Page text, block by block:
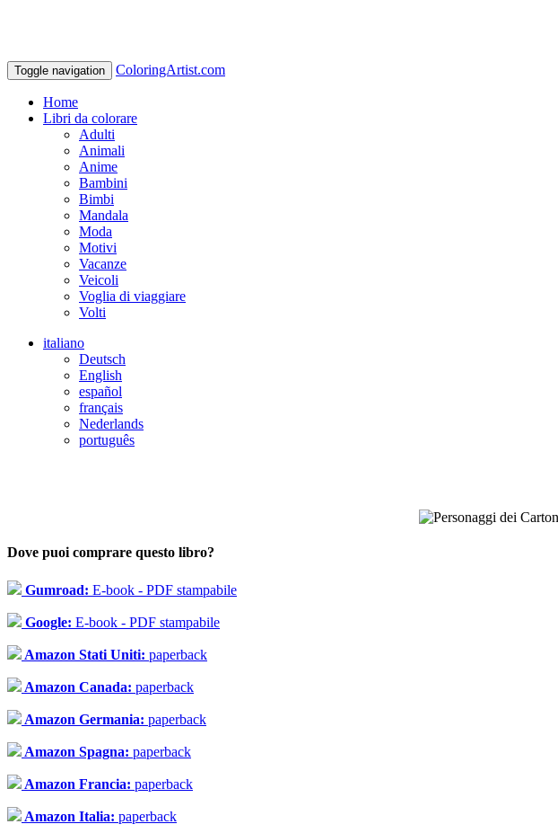
Toggle navigation ColoringArtist.com
Home
Libri da colorare
Adulti
Animali
Anime
Bambini
Bimbi
Mandala
Moda
Motivi
Vacanze
Veicoli
Voglia di viaggiare
Volti
italiano
Deutsch
English
español
français
Nederlands
português
Dove puoi comprare questo libro?
Gumroad: E-book - PDF stampabile
Google: E-book - PDF stampabile
Amazon Stati Uniti: paperback
Amazon Canada: paperback
Amazon Germania: paperback
Amazon Spagna: paperback
Amazon Francia: paperback
Amazon Italia: paperback